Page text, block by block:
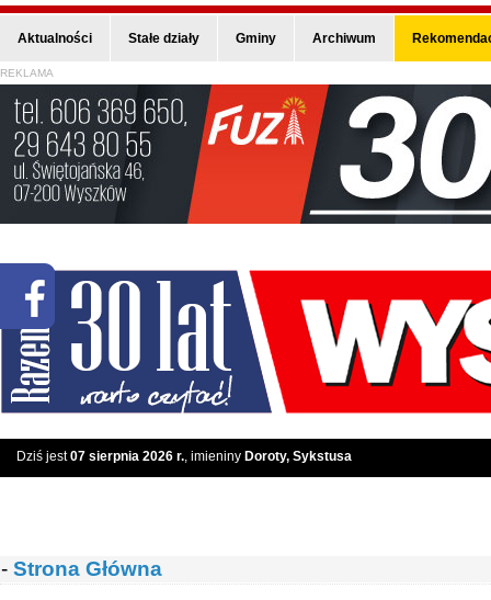
Aktualności Stałe działy Gminy Archiwum
REKLAMA
Dziś jest07 sierpnia 2026 r., imieniny Doroty, Sykstusa
- Strona Główna